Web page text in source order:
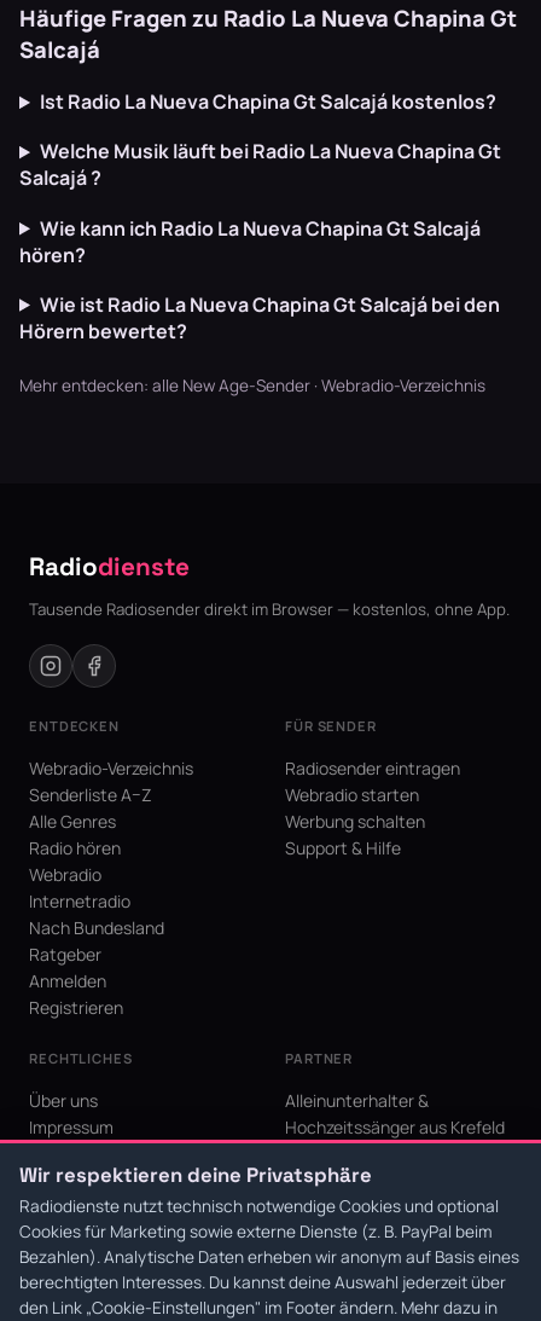
Häufige Fragen zu Radio La Nueva Chapina Gt
Salcajá
Ist Radio La Nueva Chapina Gt Salcajá kostenlos?
Welche Musik läuft bei Radio La Nueva Chapina Gt
Salcajá ?
Wie kann ich Radio La Nueva Chapina Gt Salcajá
hören?
Wie ist Radio La Nueva Chapina Gt Salcajá bei den
Hörern bewertet?
Mehr entdecken: alle New Age-Sender · Webradio-Verzeichnis
Radiodienste
Tausende Radiosender direkt im Browser — kostenlos, ohne App.
ENTDECKEN
Webradio-Verzeichnis
Senderliste A–Z
Alle Genres
Radio hören
Webradio
Internetradio
Nach Bundesland
Ratgeber
Anmelden
Registrieren
FÜR SENDER
Radiosender eintragen
Webradio starten
Werbung schalten
Support & Hilfe
RECHTLICHES
Über uns
Impressum
AGB
Cookie-Einstellungen
PARTNER
Alleinunterhalter &
Hochzeitssänger aus Krefeld
Krefeld für den Niederrhein
© 2026 Radiodienste. Alle Rechte vorbehalten.·Datenschutz·AGB·
Wir respektieren deine Privatsphäre
Radiodienste nutzt technisch notwendige Cookies und optional
Cookies für Marketing sowie externe Dienste (z. B. PayPal beim
Bezahlen). Analytische Daten erheben wir anonym auf Basis eines
berechtigten Interesses. Du kannst deine Auswahl jederzeit über
den Link „Cookie-Einstellungen" im Footer ändern. Mehr dazu in